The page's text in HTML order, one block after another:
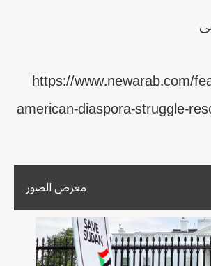
https://www.newarab.com/
american-diaspora-struggle-
معرض الصور